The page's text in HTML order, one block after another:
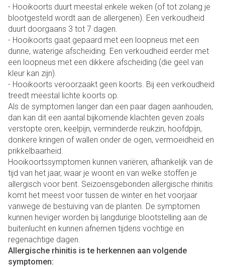
- Hooikoorts duurt meestal enkele weken (of tot zolang je
blootgesteld wordt aan de allergenen). Een verkoudheid
duurt doorgaans 3 tot 7 dagen.
- Hooikoorts gaat gepaard met een loopneus met een
dunne, waterige afscheiding. Een verkoudheid eerder met
een loopneus met een dikkere afscheiding (die geel van
kleur kan zijn).
- Hooikoorts veroorzaakt geen koorts. Bij een verkoudheid
treedt meestal lichte koorts op.
Als de symptomen langer dan een paar dagen aanhouden,
dan kan dit een aantal bijkomende klachten geven zoals
verstopte oren, keelpijn, verminderde reukzin, hoofdpijn,
donkere kringen of wallen onder de ogen, vermoeidheid en
prikkelbaarheid.
Hooikoortssymptomen kunnen variëren, afhankelijk van de
tijd van het jaar, waar je woont en van welke stoffen je
allergisch voor bent. Seizoensgebonden allergische rhinitis
komt het meest voor tussen de winter en het voorjaar
vanwege de bestuiving van de planten. De symptomen
kunnen heviger worden bij langdurige blootstelling aan de
buitenlucht en kunnen afnemen tijdens vochtige en
regenachtige dagen.
Allergische rhinitis is te herkennen aan volgende
symptomen: